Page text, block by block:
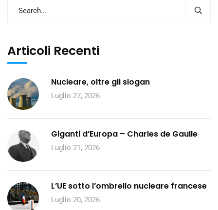
Articoli Recenti
Nucleare, oltre gli slogan
Luglio 27, 2026
Giganti d’Europa – Charles de Gaulle
Luglio 21, 2026
L’UE sotto l’ombrello nucleare francese
Luglio 20, 2026